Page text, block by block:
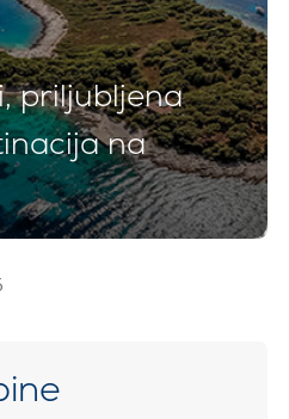
priljubljena
na